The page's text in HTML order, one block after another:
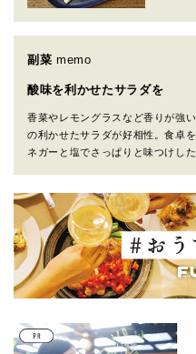
副菜 memo
酸味を利かせたサラダを
香菜やレモングラスなど香りが強
の利かせたサラダが好相性。食卓
ネガーと塩でさっぱりと味つけし